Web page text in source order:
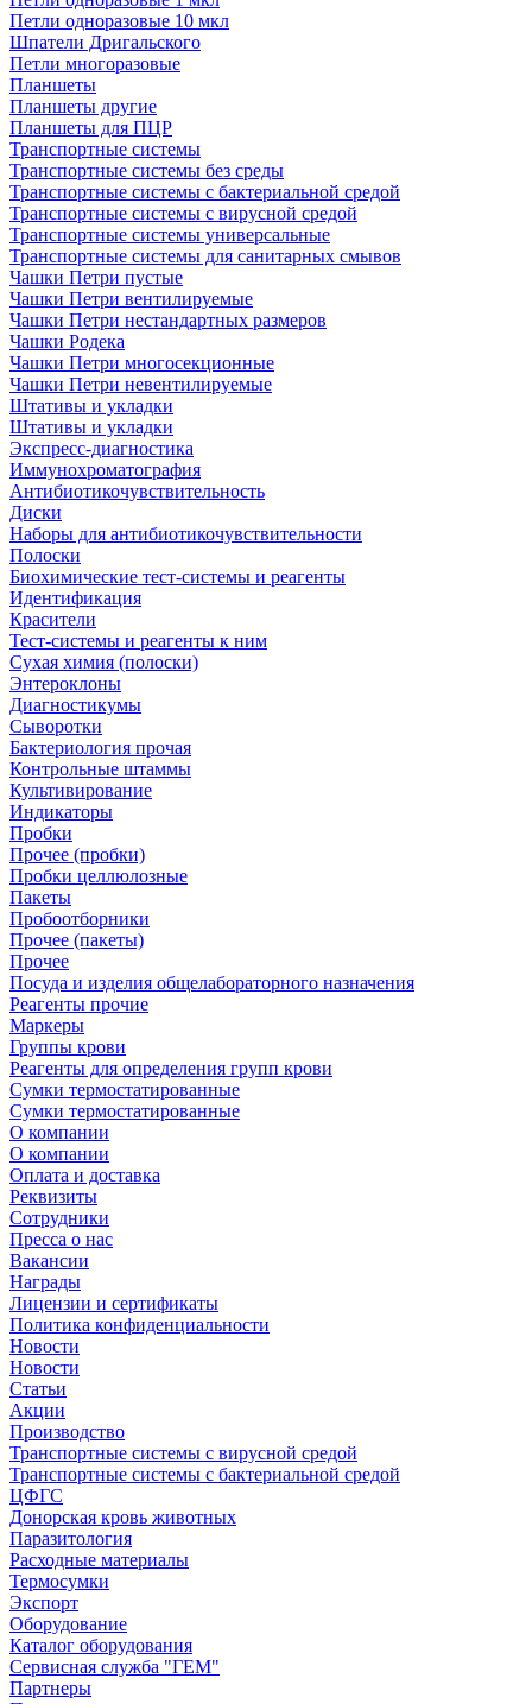
Петли одноразовые 10 мкл
Шпатели Дригальского
Петли многоразовые
Планшеты
Планшеты другие
Планшеты для ПЦР
Транспортные системы
Транспортные системы без среды
Транспортные системы с бактериальной средой
Транспортные системы с вирусной средой
Транспортные системы универсальные
Транспортные системы для санитарных смывов
Чашки Петри пустые
Чашки Петри вентилируемые
Чашки Петри нестандартных размеров
Чашки Родека
Чашки Петри многосекционные
Чашки Петри невентилируемые
Штативы и укладки
Штативы и укладки
Экспресс-диагностика
Иммунохроматография
Антибиотикочувствительность
Диски
Наборы для антибиотикочувствительности
Полоски
Биохимические тест-системы и реагенты
Идентификация
Красители
Тест-системы и реагенты к ним
Сухая химия (полоски)
Энтероклоны
Диагностикумы
Сыворотки
Бактериология прочая
Контрольные штаммы
Культивирование
Индикаторы
Пробки
Прочее (пробки)
Пробки целлюлозные
Пакеты
Пробоотборники
Прочее (пакеты)
Прочее
Посуда и изделия общелабораторного назначения
Реагенты прочие
Маркеры
Группы крови
Реагенты для определения групп крови
Сумки термостатированные
Сумки термостатированные
О компании
О компании
Оплата и доставка
Реквизиты
Сотрудники
Пресса о нас
Вакансии
Награды
Лицензии и сертификаты
Политика конфиденциальности
Новости
Новости
Статьи
Акции
Производство
Транспортные системы с вирусной средой
Транспортные системы с бактериальной средой
ЦФГС
Донорская кровь животных
Паразитология
Расходные материалы
Термосумки
Экспорт
Оборудование
Каталог оборудования
Сервисная служба "ГЕМ"
Партнеры